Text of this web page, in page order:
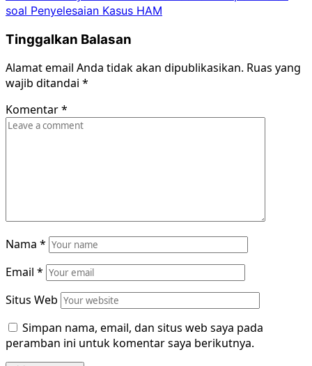
soal Penyelesaian Kasus HAM
Tinggalkan Balasan
Alamat email Anda tidak akan dipublikasikan. Ruas yang
wajib ditandai *
Komentar*
Nama *
Email *
Situs Web
Simpan nama, email, dan situs web saya pada
peramban ini untuk komentar saya berikutnya.